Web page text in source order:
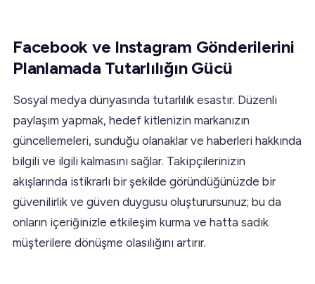
Facebook ve Instagram Gönderilerini
Planlamada Tutarlılığın Gücü
Sosyal medya dünyasında tutarlılık esastır. Düzenli
paylaşım yapmak, hedef kitlenizin markanızın
güncellemeleri, sunduğu olanaklar ve haberleri hakkında
bilgili ve ilgili kalmasını sağlar. Takipçilerinizin
akışlarında istikrarlı bir şekilde göründüğünüzde bir
güvenilirlik ve güven duygusu oluşturursunuz; bu da
onların içeriğinizle etkileşim kurma ve hatta sadık
müşterilere dönüşme olasılığını artırır.